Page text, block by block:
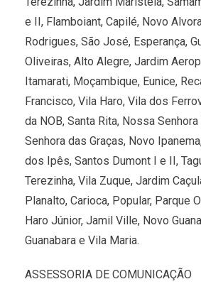
e II, Flamboiant, Capilé, Novo
Rodrigues, São José, Esperança,
Oliveiras, Alto Alegre, Jardim
Itamarati, Moçambique, Eunice,
Francisco, Vila Haro, Vila dos
da NOB, Santa Rita, Nossa
Senhora das Graças, Novo
dos Ipês, Santos Dumont I e II,
Terezinha, Vila Zuque, Jardim
Planalto, Carioca, Popular, Parque
Haro Júnior, Jamil Ville, Novo
Guanabara e Vila Maria.
ASSESSORIA DE COMUNICAÇÃO